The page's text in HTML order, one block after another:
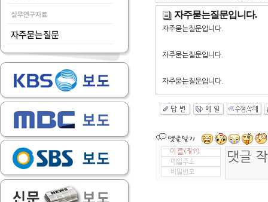
자주묻는질문입니다.
자주묻는질문입니다.
자주묻는질문입니다.
자주묻는질문입니다.